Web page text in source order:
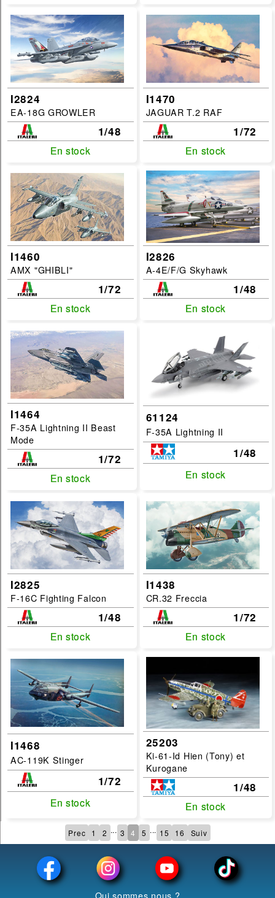
I2824
EA-18G GROWLER
1/48
En stock
En stock
I1470
JAGUAR T.2 RAF
1/72
En stock
En stock
I1460
AMX "GHIBLI"
1/72
En stock
En stock
I2826
A-4E/F/G Skyhawk
1/48
En stock
En stock
I1464
F-35A Lightning II Beast
Mode
1/72
En stock
En stock
61124
F-35A Lightning II
1/48
En stock
En stock
I2825
F-16C Fighting Falcon
1/48
En stock
En stock
I1438
CR.32 Freccia
1/72
En stock
En stock
I1468
AC-119K Stinger
1/72
En stock
En stock
25203
Ki-61-Id Hien (Tony) et
Kurogane
1/48
En stock
En stock
Prec 1 2 ... 3 4 5 ... 15 16 Suiv
Qui sommes nous ?